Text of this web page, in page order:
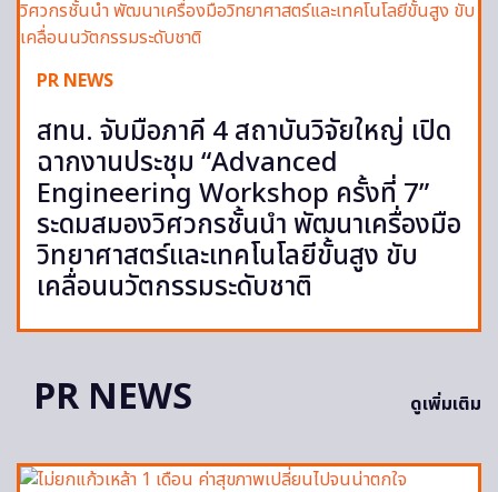
PR NEWS
สทน. จับมือภาคี 4 สถาบันวิจัยใหญ่ เปิด
ฉากงานประชุม “Advanced
Engineering Workshop ครั้งที่ 7”
ระดมสมองวิศวกรชั้นนำ พัฒนาเครื่องมือ
วิทยาศาสตร์และเทคโนโลยีขั้นสูง ขับ
เคลื่อนนวัตกรรมระดับชาติ
PR NEWS ดูเพิ่มเติม